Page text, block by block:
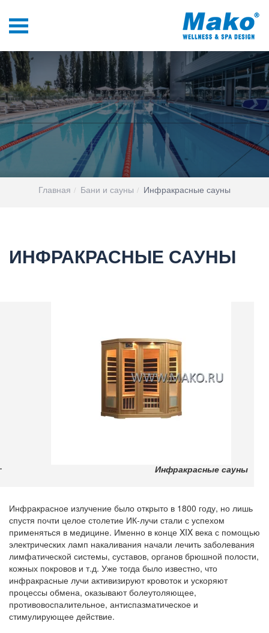
Главная Бани и сауны Инфракрасные сауны
ИНФРАКРАСНЫЕ САУНЫ
Инфракрасные сауны
Инфракрасное излучение было открыто в 1800 году, но лишь
спустя почти целое столетие ИК-лучи стали с успехом
применяться в медицине. Именно в конце XIX века с помощью
электрических ламп накаливания начали лечить заболевания
лимфатической системы, суставов, органов брюшной полости,
кожных покровов и т.д. Уже тогда было известно, что
инфракрасные лучи активизируют кровоток и ускоряют
процессы обмена, оказывают болеутоляющее,
противовоспалительное, антиспазматическое и
стимулирующее действие.